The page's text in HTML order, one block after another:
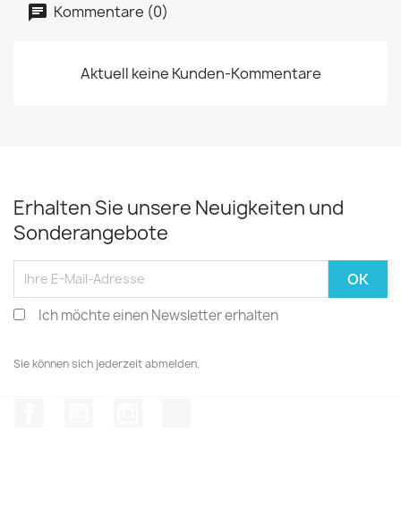
Kommentare (0)
Aktuell keine Kunden-Kommentare
Erhalten Sie unsere Neuigkeiten und
Sonderangebote
Ich möchte einen Newsletter erhalten
Sie können sich jederzeit abmelden.